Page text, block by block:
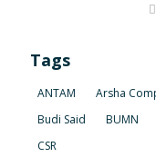
Tags
ANTAM Arsha
Budi Said
BUMN
CSR